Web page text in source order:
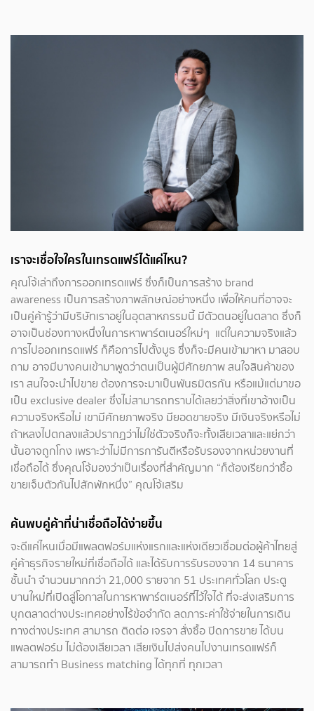
เราจะเชื่อใจใครในเทรดแฟร์ได้แค่ไหน?
คุณโจ้เล่าถึงการออกเทรดแฟร์ ซึ่งก็เป็นการสร้าง brand
awareness เป็นการสร้างภาพลักษณ์อย่างหนึ่ง เพื่อให้คนที่อาจจะ
เป็นคู่ค้ารู้ว่ามีบริษัทเราอยู่ในอุตสาหกรรมนี้ มีตัวตนอยู่ในตลาด ซึ่งก็
อาจเป็นช่องทางหนึ่งในการหาพาร์ตเนอร์ใหม่ๆ แต่ในความจริงแล้ว
การไปออกเทรดแฟร์ ก็คือการไปตั้งบูธ ซึ่งก็จะมีคนเข้ามาหา มาสอบ
ถาม อาจมีบางคนเข้ามาพูดว่าตนเป็นผู้มีศักยภาพ สนใจสินค้าของ
เรา สนใจจะนำไปขาย ต้องการจะมาเป็นพันธมิตรกัน หรือแม้แต่มาขอ
เป็น exclusive dealer ซึ่งไม่สามารถทราบได้เลยว่าสิ่งที่เขาอ้างเป็น
ความจริงหรือไม่ เขามีศักยภาพจริง มียอดขายจริง มีเงินจริงหรือไม่
ถ้าหลงไปตกลงแล้วปรากฏว่าไม่ใช่ตัวจริงก็จะทั้งเสียเวลาและแย่กว่า
นั้นอาจถูกโกง เพราะว่าไม่มีการการันตีหรือรับรองจากหน่วยงานที่
เชื่อถือได้ ซึ่งคุณโจ้มองว่าเป็นเรื่องที่สำคัญมาก “ก็ต้องเรียกว่าซื้อ
ขายเจ็บตัวกันไปสักพักหนึ่ง” คุณโจ้เสริม
ค้นพบคู่ค้าที่น่าเชื่อถือได้ง่ายขึ้น
จะดีแค่ไหนเมื่อมีแพลตฟอร์มแห่งแรกและแห่งเดียวเชื่อมต่อผู้ค้าไทยสู่
คู่ค้าธุรกิจรายใหม่ที่เชื่อถือได้ และได้รับการรับรองจาก 14 ธนาคาร
ชั้นนำ จำนวนมากกว่า 21,000 รายจาก 51 ประเทศทั่วโลก ประตู
บานใหม่ที่เปิดสู่โอกาสในการหาพาร์ตเนอร์ที่ไว้ใจได้ ที่จะส่งเสริมการ
บุกตลาดต่างประเทศอย่างไร้ข้อจำกัด ลดภาระค่าใช้จ่ายในการเดิน
ทางต่างประเทศ สามารถ ติดต่อ เจรจา สั่งซื้อ ปิดการขาย ได้บน
แพลตฟอร์ม ไม่ต้องเสียเวลา เสียเงินไปส่งคนไปงานเทรดแฟร์ก็
สามารถทำ Business matching ได้ทุกที่ ทุกเวลา